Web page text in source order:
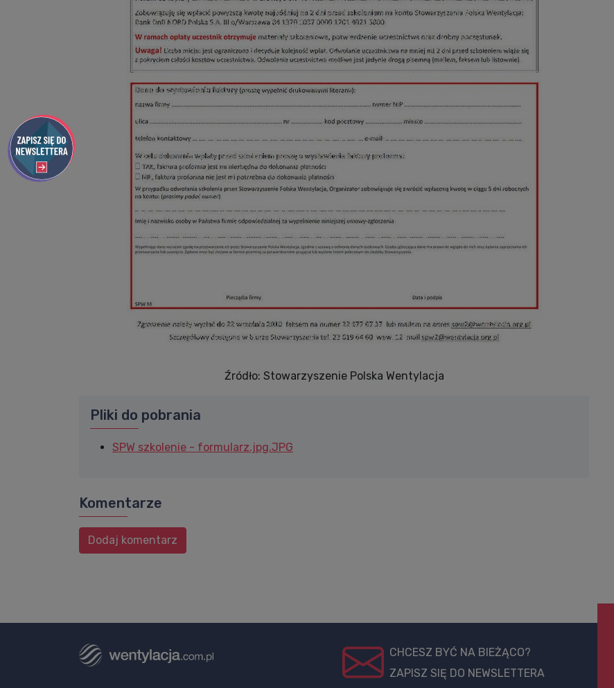
Źródło: Stowarzyszenie Polska Wentylacja
Pliki do pobrania
SPW szkolenie - formularz.jpg.JPG
Komentarze
Dodaj komentarz
CHCESZ BYĆ NA BIEŻĄCO?
ZAPISZ SIĘ DO NEWSLETTERA